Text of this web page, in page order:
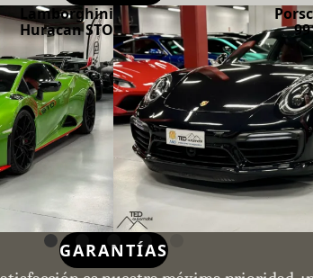
Lamborghini
Huracan STO
GARANTÍAS